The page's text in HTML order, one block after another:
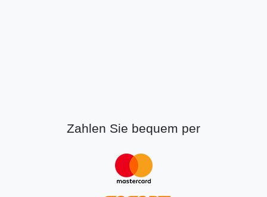
Zahlen Sie bequem per